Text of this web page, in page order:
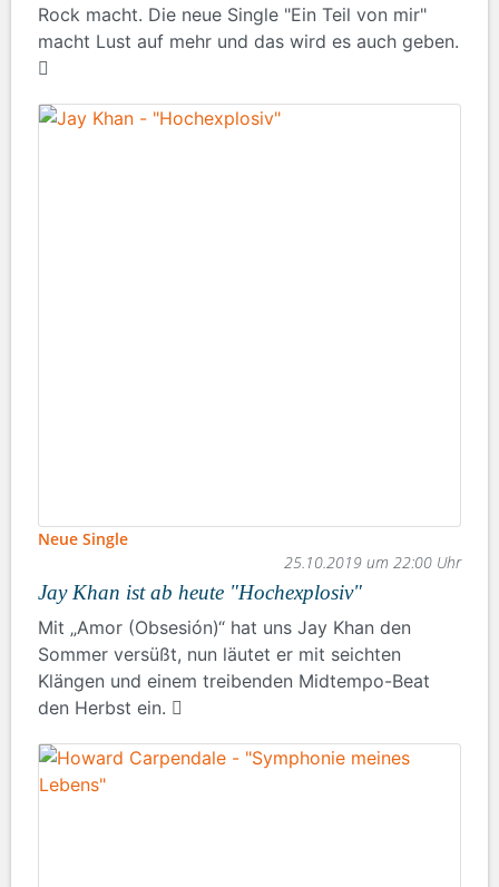
Rock macht. Die neue Single "Ein Teil von mir"
macht Lust auf mehr und das wird es auch geben.
Neue Single
25.10.2019 um 22:00 Uhr
Jay Khan ist ab heute "Hochexplosiv"
Mit „Amor (Obsesión)“ hat uns Jay Khan den
Sommer versüßt, nun läutet er mit seichten
Klängen und einem treibenden Midtempo-Beat
den Herbst ein.